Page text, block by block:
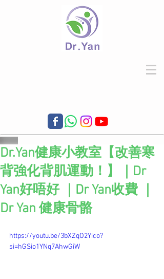
Dr.Yan健康小教室【改善寒
背強化背肌運動！】｜Dr
Yan好唔好 ｜Dr Yan收費 ｜
Dr Yan 健康骨骼
https://youtu.be/3bXZqO2Yico?
si=hGSio1YNq7AhwGiW